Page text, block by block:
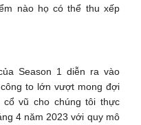
nào họ có thể thu xếp
Season 1 diễn ra vào
to lớn vượt mong đợi
cổ vũ cho chúng tôi thực
4 năm 2023 với quy mô